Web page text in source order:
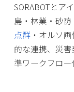
SORABOTとア
島・林業・砂防
点群 ・オルソ
的な連携、災
準ワークフロー